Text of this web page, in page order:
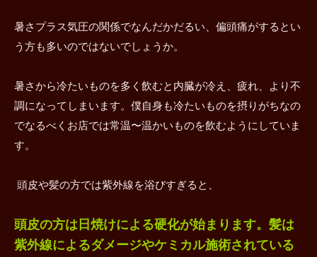
暑さプラス気圧の関係でなんだかだるい、偏頭痛がするとい
う方も多いのではないでしょうか。
暑さから冷たいものを多く飲むと内臓が冷え、疲れ、より不
調になってしまいます。僕自身も冷たいものを摂りがちなの
でなるべくお店では常温〜温かいものを飲むようにしていま
す。
頭皮や髪の方では紫外線を浴びすぎると、
頭皮の方は日焼けによる硬化が始まります。髪は
紫外線によるダメージやケミカル施術されている